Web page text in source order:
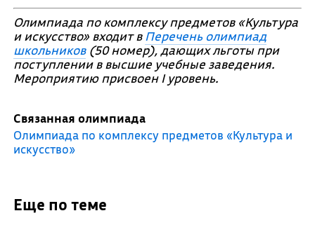
Олимпиада по комплексу предметов «Культура
и искусство» входит в Перечень олимпиад
школьников(50 номер), дающих льготы при
поступлении в высшие учебные заведения.
Мероприятию присвоен I уровень.
Связанная олимпиада
Олимпиада по комплексу предметов «Культура и
искусство»
Еще по теме